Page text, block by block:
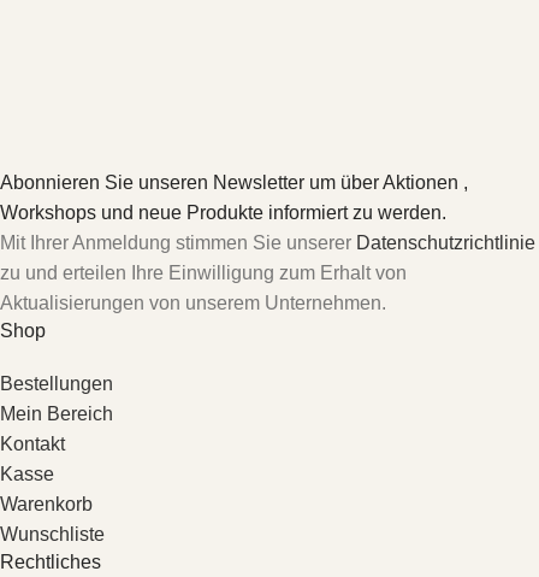
Abonnieren Sie unseren Newsletter um über Aktionen ,
Workshops und neue Produkte informiert zu werden.
Mit Ihrer Anmeldung stimmen Sie unserer Datenschutzrichtlinie
zu und erteilen Ihre Einwilligung zum Erhalt von
Aktualisierungen von unserem Unternehmen.
Shop
Bestellungen
Mein Bereich
Kontakt
Kasse
Warenkorb
Wunschliste
Rechtliches